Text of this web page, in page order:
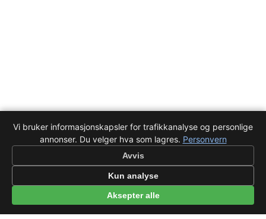
Vi bruker informasjonskapsler for trafikkanalyse og personlige
annonser. Du velger hva som lagres. Personvern
Avvis
Kun analyse
Aksepter alle